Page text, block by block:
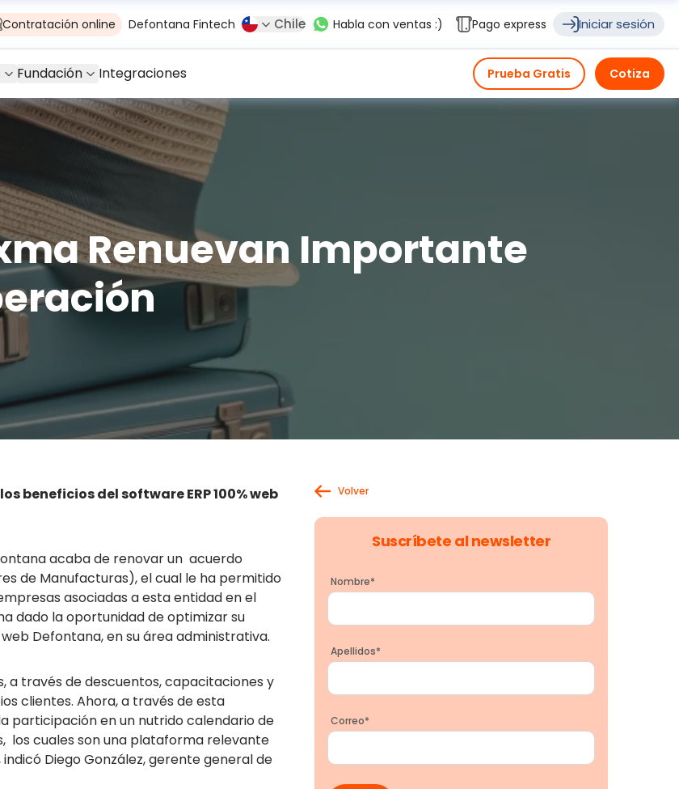
Contratación online Defontana Fintech Chile Habla con ventas :) Pago express Iniciar sesión
Prueba Gratis Cotiza
Fundación Integraciones
Renuevan Importante
beneficios del software ERP 100% web
acaba de renovar un acuerdo
de Manufacturas), el cual le ha permitido
asociadas a esta entidad en el
dado la oportunidad de optimizar su
Defontana, en su área administrativa.
a través de descuentos, capacitaciones y
clientes. Ahora, a través de esta
participación en un nutrido calendario de
los cuales son una plataforma relevante
Diego González, gerente general de
Volver
Suscríbete al newsletter
Nombre*
Apellidos*
Correo*